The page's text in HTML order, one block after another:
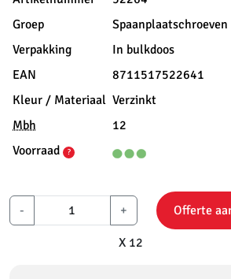
Groep
Verpakking
In bulkdoos
EAN
8711517522641
Kleur / Materiaal Verzinkt
Mbh
12
Voorraad
?
- +
X 12
Offerte